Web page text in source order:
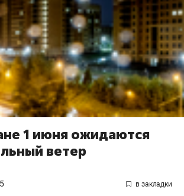
1 июня ожидаются
ветер
5